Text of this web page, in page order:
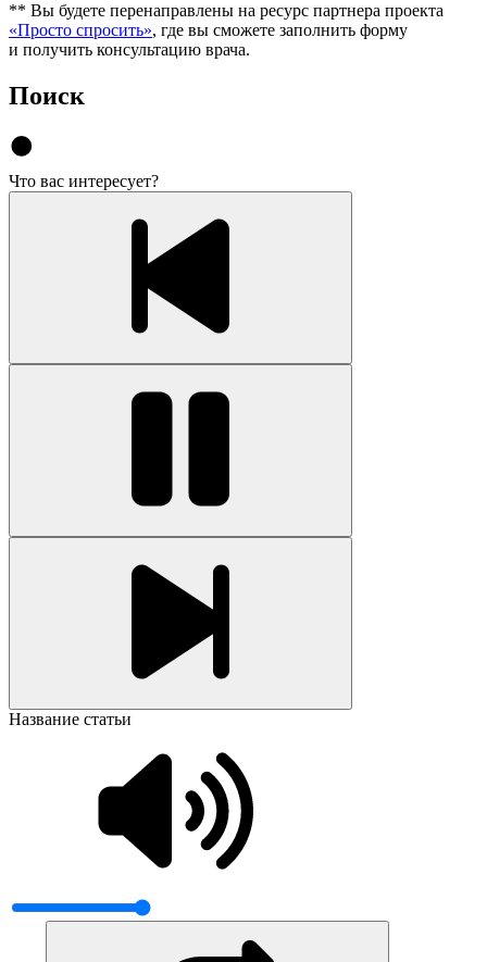
** Вы будете перенаправлены на ресурс партнера проекта
«Просто спросить», где вы сможете заполнить форму
и получить консультацию врача.
Поиск
Что вас интересует?
Название статьи